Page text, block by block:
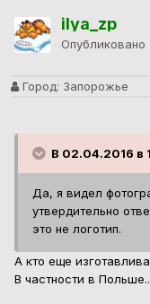
ilya_zp
Опубликовано
Город: Запорожье
В 02.04.2016 в
Да, я видел
утвердительно
это не логотип.
А кто еще
В частности в